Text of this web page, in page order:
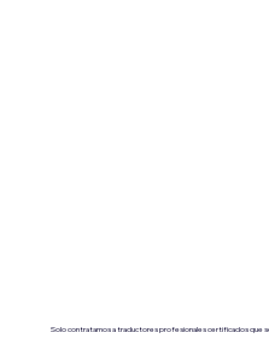
Solo contratamos a traductores profesionales certificados que